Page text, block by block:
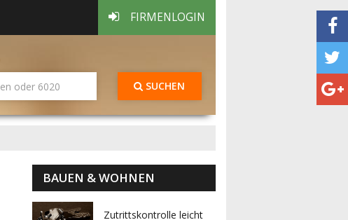
FIRMENLOGIN
SUCHEN
BAUEN & WOHNEN
Zutrittskontrolle leicht